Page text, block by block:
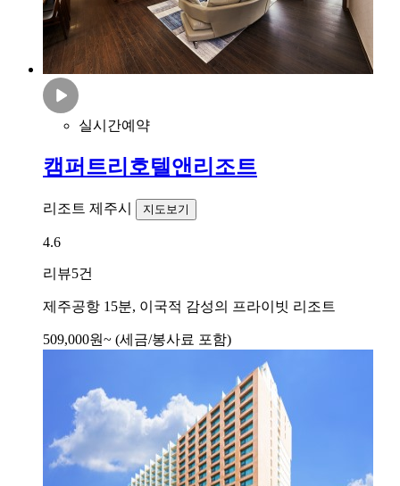
실시간예약
캠퍼트리호텔앤리조트
리조트 제주시 지도보기
4.6
리뷰5건
제주공항 15분, 이국적 감성의 프라이빗 리조트
509,000원~ (세금/봉사료 포함)